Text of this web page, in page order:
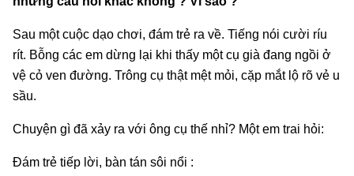
Sau một cuộc dạo chơi, đám trẻ ra về. Tiếng nói cười ríu
rít. Bỗng các em dừng lại khi thấy một cụ già đang ngồi ở
vệ cỏ ven đường. Trông cụ thật mệt mỏi, cặp mắt lộ rõ vẻ u
sầu.
Chuyện gì đã xảy ra với ông cụ thế nhỉ? Một em trai hỏi:
Đám trẻ tiếp lời, bàn tán sôi nổi :